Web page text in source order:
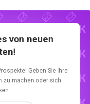
von neuen
Geben Sie Ihre
zu machen oder sich